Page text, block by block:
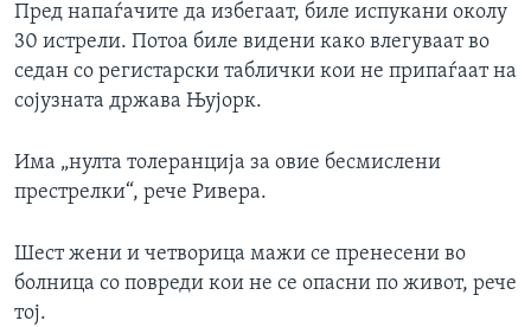
Пред напаѓачите да избегаат, биле испукани околу
30 истрели. Потоа биле видени како влегуваат во
седан со регистарски таблички кои не припаѓаат на
сојузната држава Њујорк.
Има „нулта толеранција за овие бесмислени
престрелки“, рече Ривера.
Шест жени и четворица мажи се пренесени во
болница со повреди кои не се опасни по живот, рече
тој.